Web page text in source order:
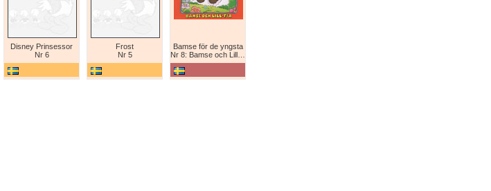
Disney Prinsessor
Nr 6
Frost
Nr 5
Bamse för de yngsta
Nr 8: Bamse och Lill-Fia